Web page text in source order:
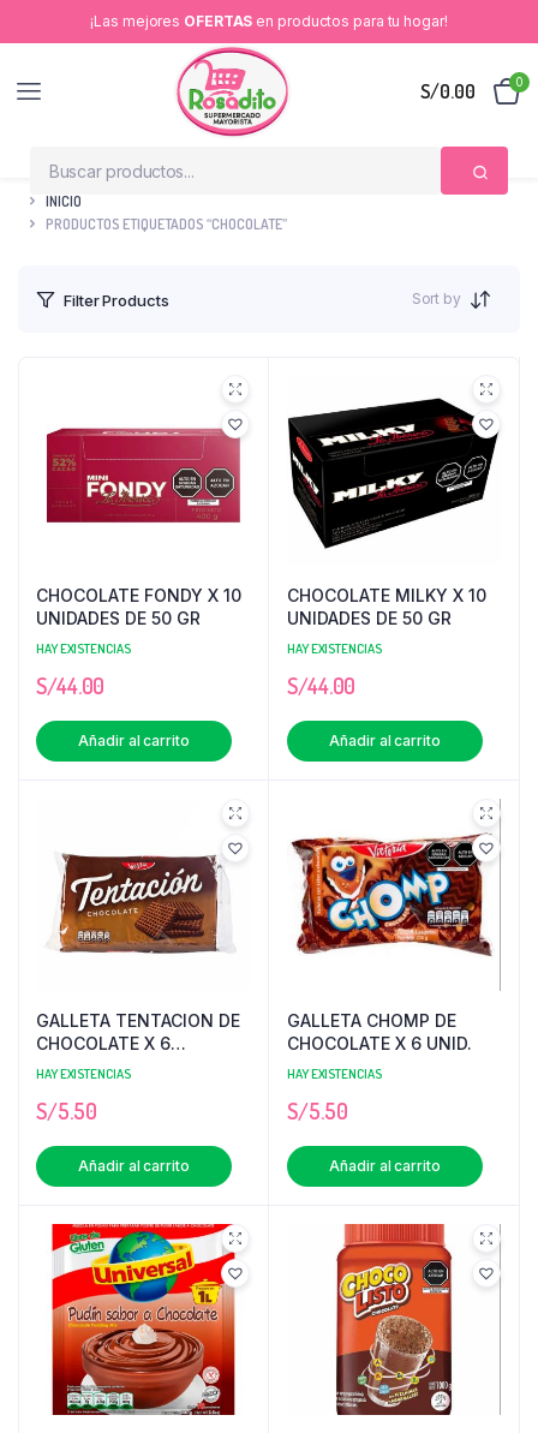
¡Las mejores OFERTAS en productos para tu hogar!
S/0.00 0
INICIO
PRODUCTOS ETIQUETADOS “CHOCOLATE”
Filter Products Sort by
CHOCOLATE FONDY X 10
UNIDADES DE 50 GR
HAY EXISTENCIAS
S/44.00
Añadir al carrito
CHOCOLATE MILKY X 10
UNIDADES DE 50 GR
HAY EXISTENCIAS
S/44.00
Añadir al carrito
GALLETA TENTACION DE
CHOCOLATE X 6
UNIDADES
HAY EXISTENCIAS
S/5.50
Añadir al carrito
GALLETA CHOMP DE
CHOCOLATE X 6 UNID.
HAY EXISTENCIAS
S/5.50
Añadir al carrito